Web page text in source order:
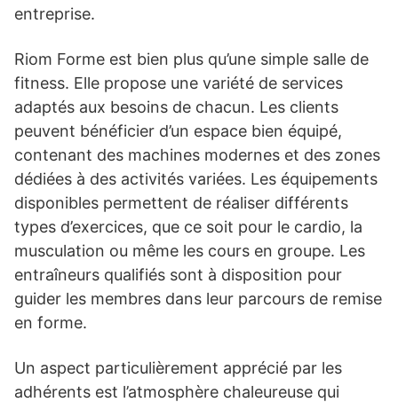
entreprise.
Riom Forme est bien plus qu’une simple salle de
fitness. Elle propose une variété de services
adaptés aux besoins de chacun. Les clients
peuvent bénéficier d’un espace bien équipé,
contenant des machines modernes et des zones
dédiées à des activités variées. Les équipements
disponibles permettent de réaliser différents
types d’exercices, que ce soit pour le cardio, la
musculation ou même les cours en groupe. Les
entraîneurs qualifiés sont à disposition pour
guider les membres dans leur parcours de remise
en forme.
Un aspect particulièrement apprécié par les
adhérents est l’atmosphère chaleureuse qui